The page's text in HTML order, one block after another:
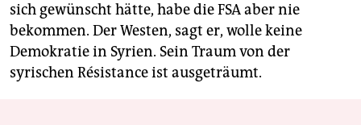
sich gewünscht hätte, habe die FSA aber nie
bekommen. Der Westen, sagt er, wolle keine
Demokratie in Syrien. Sein Traum von der
syrischen Résistance ist ausgeträumt.